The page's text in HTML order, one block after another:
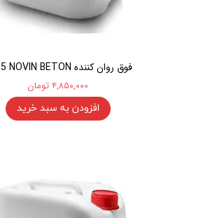
فوق روان کننده N515 NOVIN BETON
۴,۸۵۰,۰۰۰ تومان
افزودن به سبد خرید